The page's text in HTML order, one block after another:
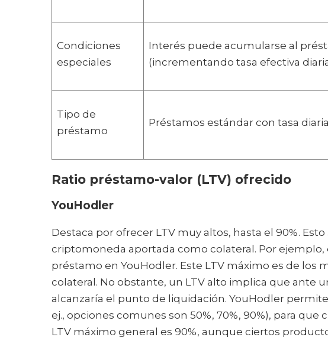
Condiciones
especiales
Interés puede acumularse al
(incrementando tasa efectiva
Tipo de
préstamo
Préstamos estándar con tasa
Ratio préstamo-valor (LTV) ofrecido
YouHodler
Destaca por ofrecer LTV muy altos, hasta el 90%.
criptomoneda aportada como colateral. Por ejemplo,
préstamo en YouHodler. Este LTV máximo es de
colateral. No obstante, un LTV alto implica que ante
alcanzaría el punto de liquidación. YouHodler
ej., opciones comunes son 50%, 70%, 90%), para
LTV máximo general es 90%, aunque ciertos